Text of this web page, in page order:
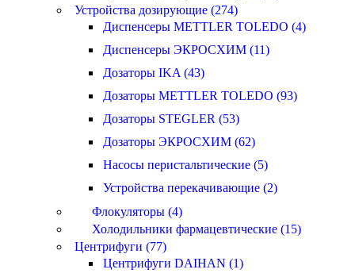
Устройства дозирующие (274)
Диспенсеры METTLER TOLEDO (4)
Диспенсеры ЭКРОСХИМ (11)
Дозаторы IKA (43)
Дозаторы METTLER TOLEDO (93)
Дозаторы STEGLER (53)
Дозаторы ЭКРОСХИМ (62)
Насосы перистальтические (5)
Устройства перекачивающие (2)
Флокуляторы (4)
Холодильники фармацевтические (15)
Центрифуги (77)
Центрифуги DAIHAN (1)